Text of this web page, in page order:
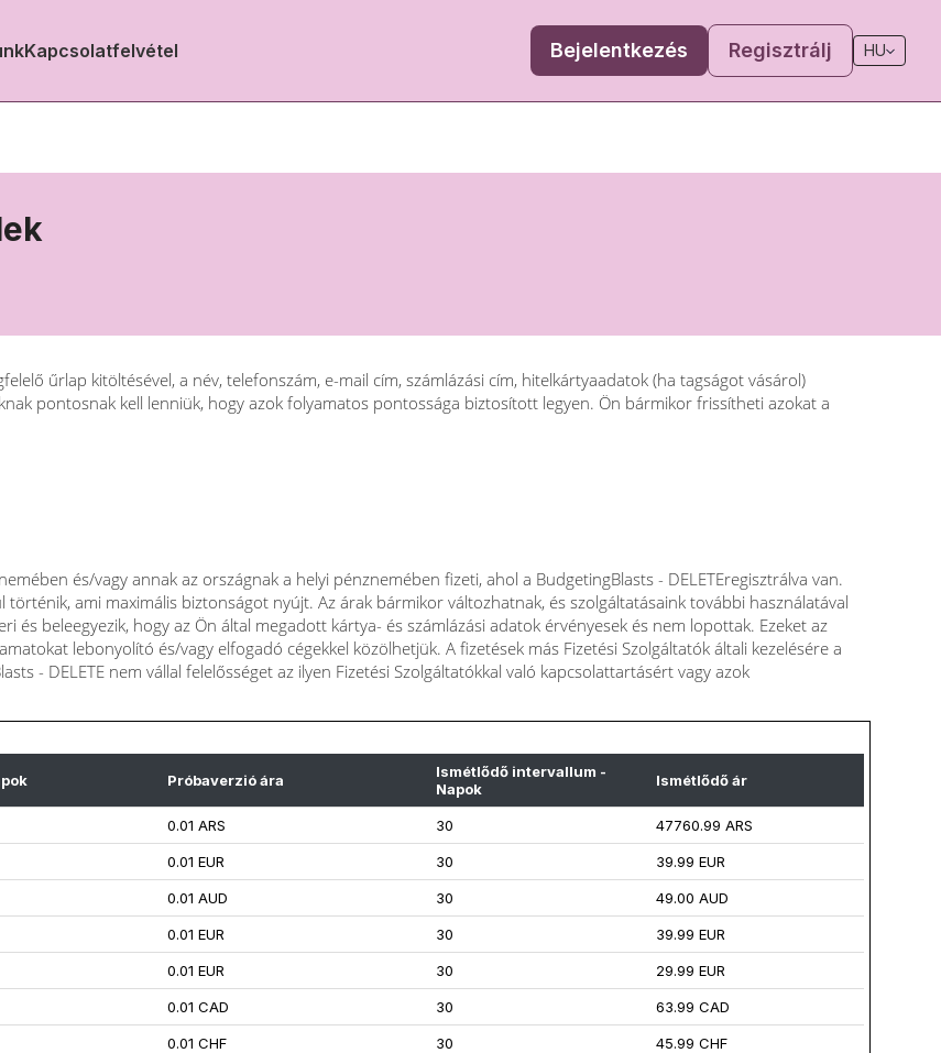
Kapcsolatfelvétel Bejelentkezés Regisztrálj HU
űrlap kitöltésével, a név, telefonszám, e-mail cím, számlázási cím, hitelkártyaadatok (ha tagságot vásárol)
pontosnak kell lenniük, hogy azok folyamatos pontossága biztosított legyen. Ön bármikor frissítheti azokat a
és/vagy annak az országnak a helyi pénznemében fizeti, ahol a BudgetingBlasts - DELETEregisztrálva van.
ami maximális biztonságot nyújt. Az árak bármikor változhatnak, és szolgáltatásaink további használatával
és beleegyezik, hogy az Ön által megadott kártya- és számlázási adatok érvényesek és nem lopottak. Ezeket az
lebonyolító és/vagy elfogadó cégekkel közölhetjük. A fizetések más Fizetési Szolgáltatók általi kezelésére a
- DELETE nem vállal felelősséget az ilyen Fizetési Szolgáltatókkal való kapcsolattartásért vagy azok
Próbaverzió ára
Ismétlődő intervallum -
Napok
Ismétlődő ár
0.01 ARS 30 47760.99 ARS
0.01 EUR 30 39.99 EUR
0.01 AUD 30 49.00 AUD
0.01 EUR 30 39.99 EUR
0.01 EUR 30 29.99 EUR
0.01 CAD 30 63.99 CAD
0.01 CHF 30 45.99 CHF